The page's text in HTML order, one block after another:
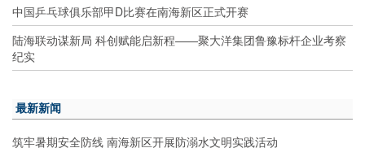
中国乒乓球俱乐部甲D比赛在南海新区正式开赛
陆海联动谋新局 科创赋能启新程——聚大洋集团鲁豫标杆企业考察
纪实
最新新闻
筑牢暑期安全防线 南海新区开展防溺水文明实践活动